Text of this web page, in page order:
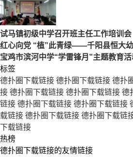
试马镇初级中学召开班主任工作培训会
红心向党 “植”此青绿——千阳县恒大
宝鸡市滨河中学“学雷锋月”主题教育活
标签
德扑圈下载链接 德扑圈下载链接 德扑
接 德扑圈下载链接 德扑圈下载链接 德
链接 德扑圈下载链接 德扑圈下载链接
载链接 德扑圈下载链接 德扑圈下载链
下载链接
热榜
德扑圈下载链接的友情链接